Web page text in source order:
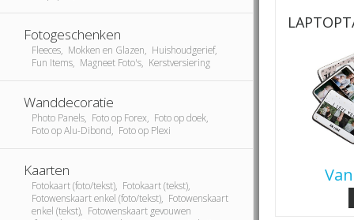
Fotogeschenken
Fleeces, Mokken en Glazen, Huishoudgerief,
Fun Items, Magneet Foto's, Kerstversiering
Wanddecoratie
Photo Panels, Foto op Forex, Foto op doek,
Foto op Alu-Dibond, Foto op Plexi
Kaarten
Fotokaart (foto/tekst), Fotokaart (tekst),
Fotowenskaart enkel (foto/tekst), Fotowenskaart
enkel (tekst), Fotowenskaart gevouwen